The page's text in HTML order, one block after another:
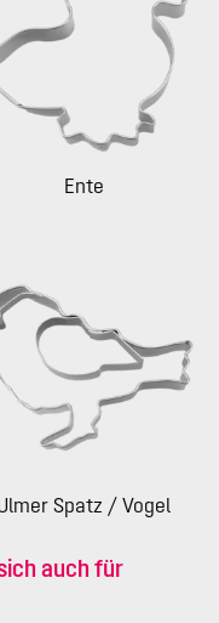
Ente
Spatz / Vogel
auch für